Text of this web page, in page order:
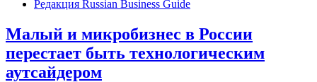
Редакция Russian Business Guide
Малый и микробизнес в России
перестает быть технологическим
аутсайдером